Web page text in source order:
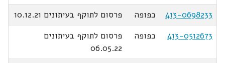
413-0698233
כפופה
פרסום לתוקף בעיתונים 10.12.21
413-0512673
כפופה
פרסום לתוקף בעיתונים
06.05.22